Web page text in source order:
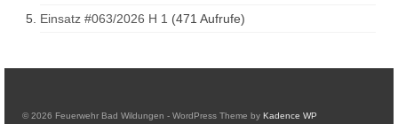
GDekonP-LKW
Einsatz #063/2026 H 1 (471 Aufrufe)
© 2026 Feuerwehr Bad Wildungen - WordPress Theme by Kadence WP